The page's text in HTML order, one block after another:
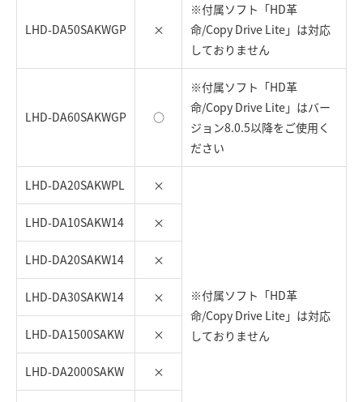
LHD-DA50SAKWGP ×
※付属ソフト「HD革
命/Copy Drive Lite」は対応
しておりません
LHD-DA60SAKWGP ○
※付属ソフト「HD革
命/Copy Drive Lite」はバー
ジョン8.0.5以降をご使用く
ださい
LHD-DA20SAKWPL ×
※付属ソフト「HD革
命/Copy Drive Lite」は対応
しておりません
LHD-DA10SAKW14 ×
LHD-DA20SAKW14 ×
LHD-DA30SAKW14 ×
LHD-DA1500SAKW ×
LHD-DA2000SAKW ×